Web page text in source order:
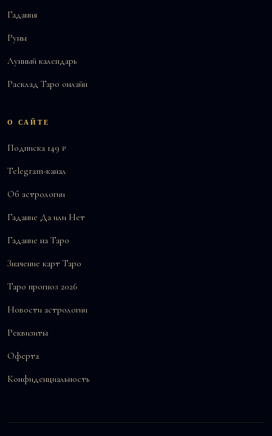
Гадания
Руны
Лунный календарь
Расклад Таро онлайн
О САЙТЕ
Подписка 149 ₽
Telegram-канал
Об астрологии
Гадание Да или Нет
Гадание на Таро
Значение карт Таро
Таро прогноз 2026
Новости астрологии
Реквизиты
Оферта
Конфиденциальность